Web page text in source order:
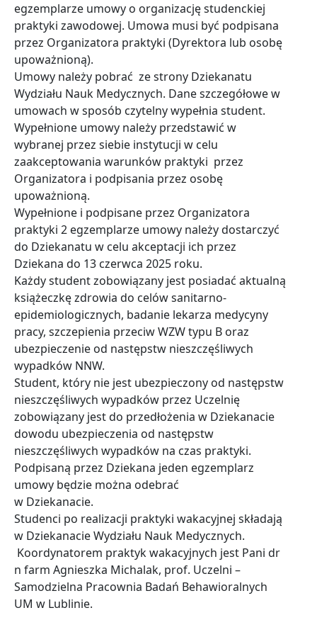
egzemplarze umowy o organizację studenckiej
praktyki zawodowej. Umowa musi być podpisana
przez Organizatora praktyki (Dyrektora lub osobę
upoważnioną).
Umowy należy pobrać ze strony Dziekanatu
Wydziału Nauk Medycznych. Dane szczegółowe w
umowach w sposób czytelny wypełnia student.
Wypełnione umowy należy przedstawić w
wybranej przez siebie instytucji w celu
zaakceptowania warunków praktyki przez
Organizatora i podpisania przez osobę
upoważnioną.
Wypełnione i podpisane przez Organizatora
praktyki 2 egzemplarze umowy należy dostarczyć
do Dziekanatu w celu akceptacji ich przez
Dziekana do 13 czerwca 2025 roku.
Każdy student zobowiązany jest posiadać aktualną
książeczkę zdrowia do celów sanitarno-
epidemiologicznych, badanie lekarza medycyny
pracy, szczepienia przeciw WZW typu B oraz
ubezpieczenie od następstw nieszczęśliwych
wypadków NNW.
Student, który nie jest ubezpieczony od następstw
nieszczęśliwych wypadków przez Uczelnię
zobowiązany jest do przedłożenia w Dziekanacie
dowodu ubezpieczenia od następstw
nieszczęśliwych wypadków na czas praktyki.
Podpisaną przez Dziekana jeden egzemplarz
umowy będzie można odebrać
w Dziekanacie.
Studenci po realizacji praktyki wakacyjnej składają
w Dziekanacie Wydziału Nauk Medycznych.
Koordynatorem praktyk wakacyjnych jest Pani dr
n farm Agnieszka Michalak, prof. Uczelni –
Samodzielna Pracownia Badań Behawioralnych
UM w Lublinie.